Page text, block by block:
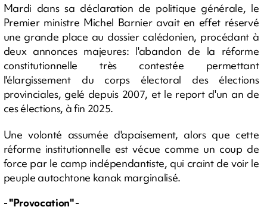
Mardi dans sa déclaration de politique générale, le
Premier ministre Michel Barnier avait en effet réservé
une grande place au dossier calédonien, procédant à
deux annonces majeures: l'abandon de la réforme
constitutionnelle très contestée permettant
l'élargissement du corps électoral des élections
provinciales, gelé depuis 2007, et le report d'un an de
ces élections, à fin 2025.
Une volonté assumée d'apaisement, alors que cette
réforme institutionnelle est vécue comme un coup de
force par le camp indépendantiste, qui craint de voir le
peuple autochtone kanak marginalisé.
- "Provocation" -